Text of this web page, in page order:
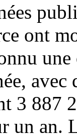
ont
3 887
un an.